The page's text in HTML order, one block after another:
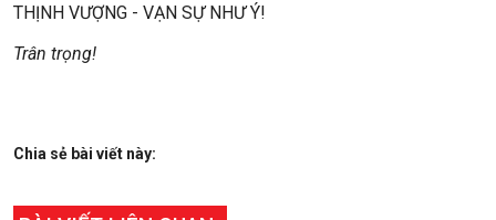
THỊNH VƯỢNG - VẠN SỰ NHƯ Ý!
Trân trọng!
Chia sẻ bài viết này: